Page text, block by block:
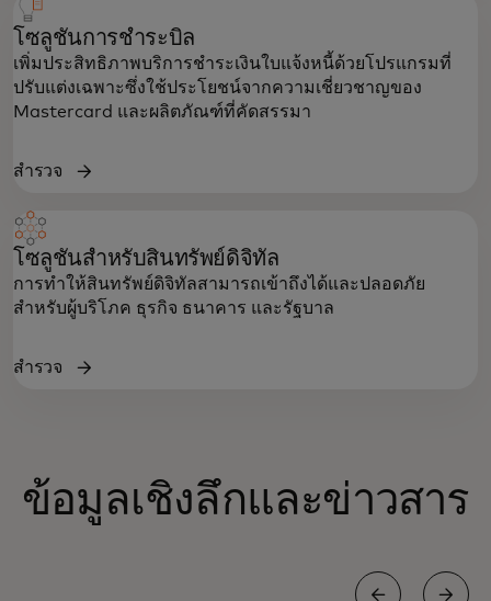
โซลูชันการชำระบิล
เพิ่มประสิทธิภาพบริการชำระเงินใบแจ้งหนี้ด้วยโปรแกรมที่
ปรับแต่งเฉพาะซึ่งใช้ประโยชน์จากความเชี่ยวชาญของ
Mastercard และผลิตภัณฑ์ที่คัดสรรมา
สำรวจ
โซลูชันสำหรับสินทรัพย์ดิจิทัล
การทำให้สินทรัพย์ดิจิทัลสามารถเข้าถึงได้และปลอดภัย
สำหรับผู้บริโภค ธุรกิจ ธนาคาร และรัฐบาล
สำรวจ
ข้อมูลเชิงลึกและข่าวสาร